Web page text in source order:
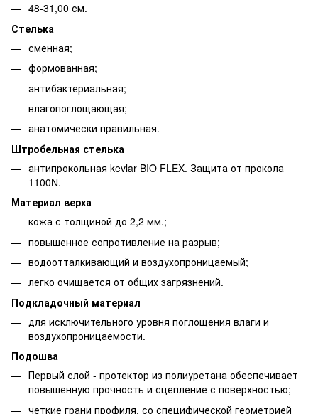
48-31,00 см.
Стелька
сменная;
формованная;
антибактериальная;
влагопоглощающая;
анатомически правильная.
Штробельная стелька
антипрокольная kevlar BIO FLEX. Защита от прокола
1100N.
Материал верха
кожа с толщиной до 2,2 мм.;
повышенное сопротивление на разрыв;
водоотталкивающий и воздухопроницаемый;
легко очищается от общих загрязнений.
Подкладочный материал
для исключительного уровня поглощения влаги и
воздухопроницаемости.
Подошва
Первый слой - протектор из полиуретана обеспечивает
повышенную прочность и сцепление с поверхностью;
четкие грани профиля, со специфической геометрией